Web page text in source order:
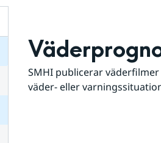
SMHI publicerar
väder- eller